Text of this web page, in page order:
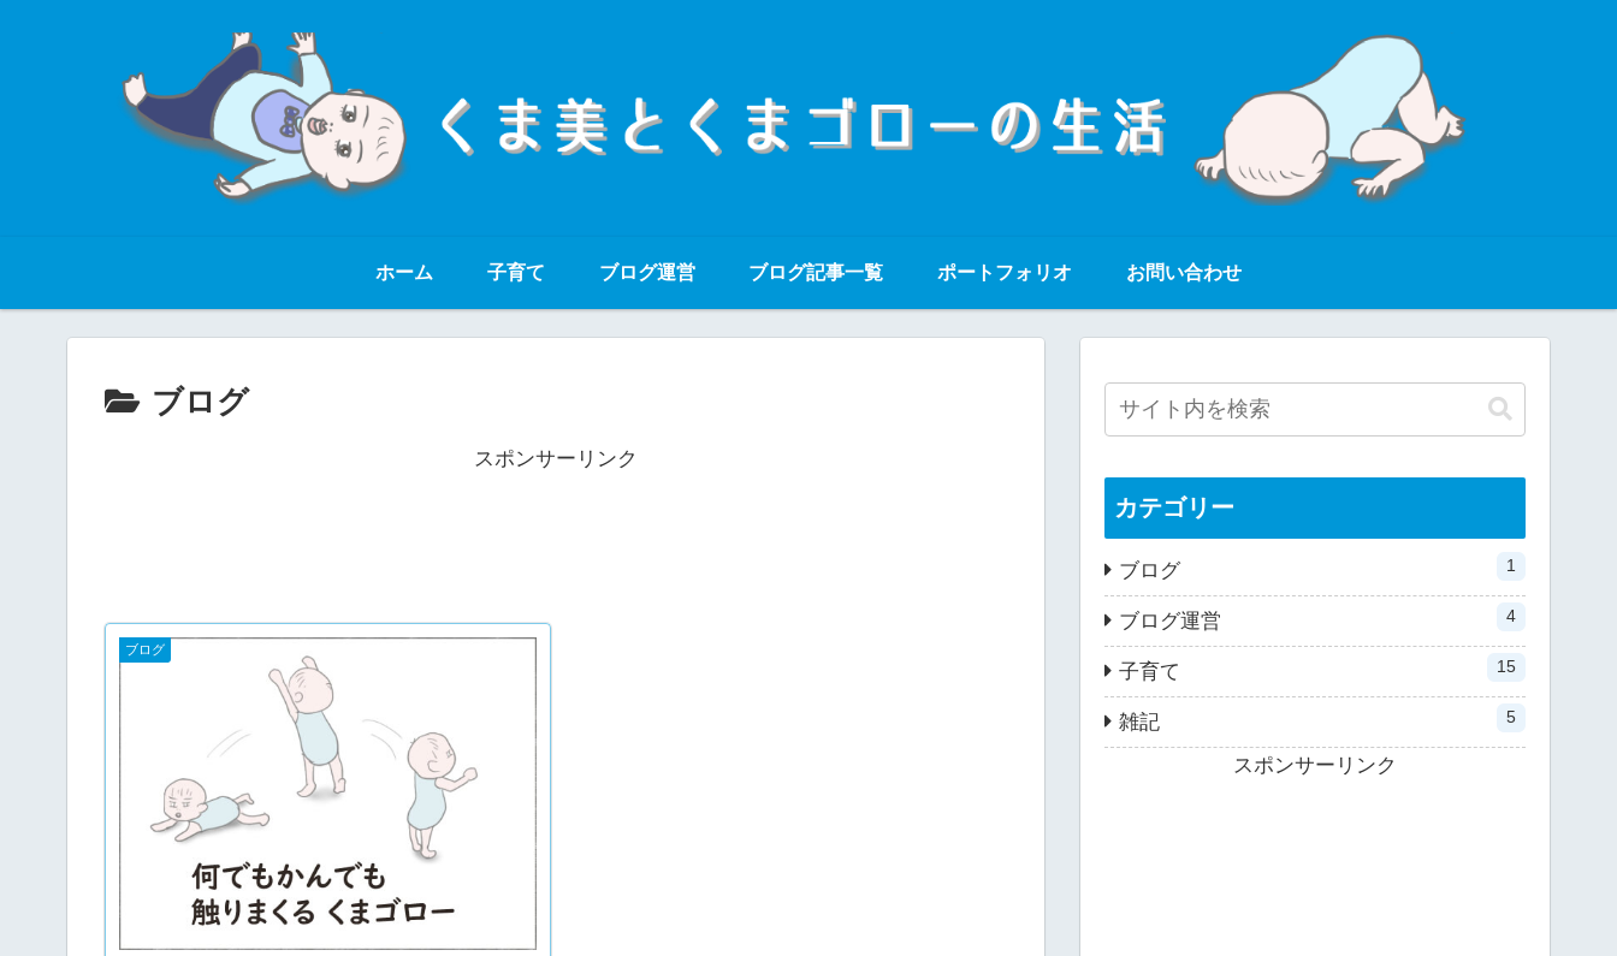
ホーム 子育て ブログ運営 ブログ記事一覧 ポートフォリオ お問い合わせ
ブログ
スポンサーリンク
ブログ
カテゴリー
ブログ 1
ブログ運営 4
子育て 15
雑記 5
スポンサーリンク